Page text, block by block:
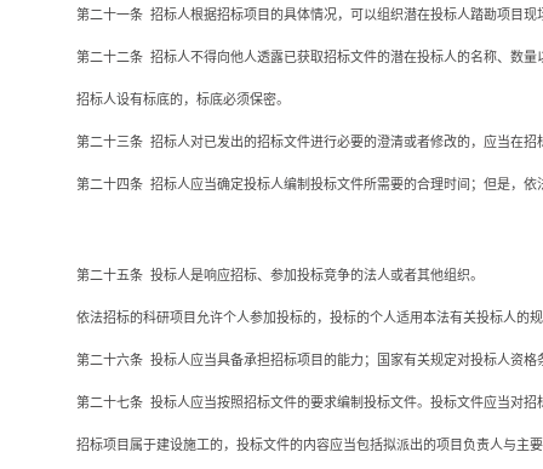
第二十一条 招标人根据招标项目的具体情况，可以组织潜在投标人踏勘项目现
第二十二条 招标人不得向他人透露已获取招标文件的潜在投标人的名称、数
招标人设有标底的，标底必须保密。
第二十三条 招标人对已发出的招标文件进行必要的澄清或者修改的，应当在
第二十四条 招标人应当确定投标人编制投标文件所需要的合理时间；但是，
第二十五条 投标人是响应招标、参加投标竞争的法人或者其他组织。
依法招标的科研项目允许个人参加投标的，投标的个人适用本法有关投标人的
第二十六条 投标人应当具备承担招标项目的能力；国家有关规定对投标人资
第二十七条 投标人应当按照招标文件的要求编制投标文件。投标文件应当对
招标项目属于建设施工的，投标文件的内容应当包括拟派出的项目负责人与主